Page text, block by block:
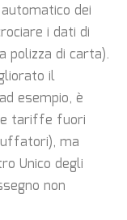
dei
i dati di
polizza di carta).
il
esempio, è
tariffe fuori
ma
Unico degli
non